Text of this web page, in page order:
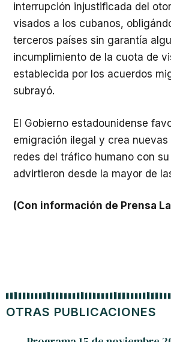
interrupción injustificada del
visados a los cubanos,
terceros países sin garantía
incumplimiento de la cuota de
establecida por los acuerdos
subrayó.
El Gobierno estadounidense
emigración ilegal y crea
redes del tráfico humano con
advirtieron desde la mayor de
(Con información de Prensa
OTRAS PUBLICACIONES